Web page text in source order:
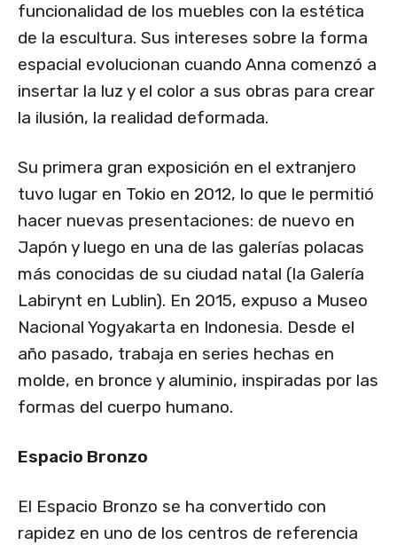
funcionalidad de los muebles con la estética
de la escultura. Sus intereses sobre la forma
espacial evolucionan cuando Anna comenzó a
insertar la luz y el color a sus obras para crear
la ilusión, la realidad deformada.
Su primera gran exposición en el extranjero
tuvo lugar en Tokio en 2012, lo que le permitió
hacer nuevas presentaciones: de nuevo en
Japón y luego en una de las galerías polacas
más conocidas de su ciudad natal (la Galería
Labirynt en Lublin). En 2015, expuso a Museo
Nacional Yogyakarta en Indonesia. Desde el
año pasado, trabaja en series hechas en
molde, en bronce y aluminio, inspiradas por las
formas del cuerpo humano.
Espacio Bronzo
El Espacio Bronzo se ha convertido con
rapidez en uno de los centros de referencia